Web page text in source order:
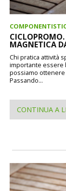
MAGNETICA
Chi pratica attività
importante essere
possiamo
Passando...
CONTINUA A